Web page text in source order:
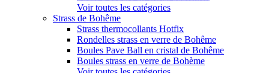
Voir toutes les catégories
Strass de Bohême
Strass thermocollants Hotfix
Rondelles strass en verre de Bohême
Boules Pave Ball en cristal de Bohême
Boules strass en verre de Bohème